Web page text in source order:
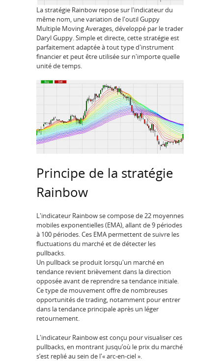
La stratégie Rainbow repose sur l'indicateur du
même nom, une variation de l'outil Guppy
Multiple Moving Averages, développé par le trader
Daryl Guppy. Simple et directe, cette stratégie est
parfaitement adaptée à tout type d'instrument
financier et peut être utilisée sur n'importe quelle
unité de temps.
Principe de la stratégie
Rainbow
L'indicateur Rainbow se compose de 22 moyennes
mobiles exponentielles (EMA), allant de 9 périodes
à 100 périodes. Ces EMA permettent de suivre les
fluctuations du marché et de détecter les
pullbacks.
Un pullback se produit lorsqu'un marché en
tendance revient brièvement dans la direction
opposée avant de reprendre sa tendance initiale.
Ce type de mouvement offre de nombreuses
opportunités de trading, notamment pour entrer
dans la tendance principale après un léger
retournement.
L'indicateur Rainbow est conçu pour visualiser ces
pullbacks, en montrant jusqu’où le prix du marché
s’est replié au sein de l'« arc-en-ciel ».